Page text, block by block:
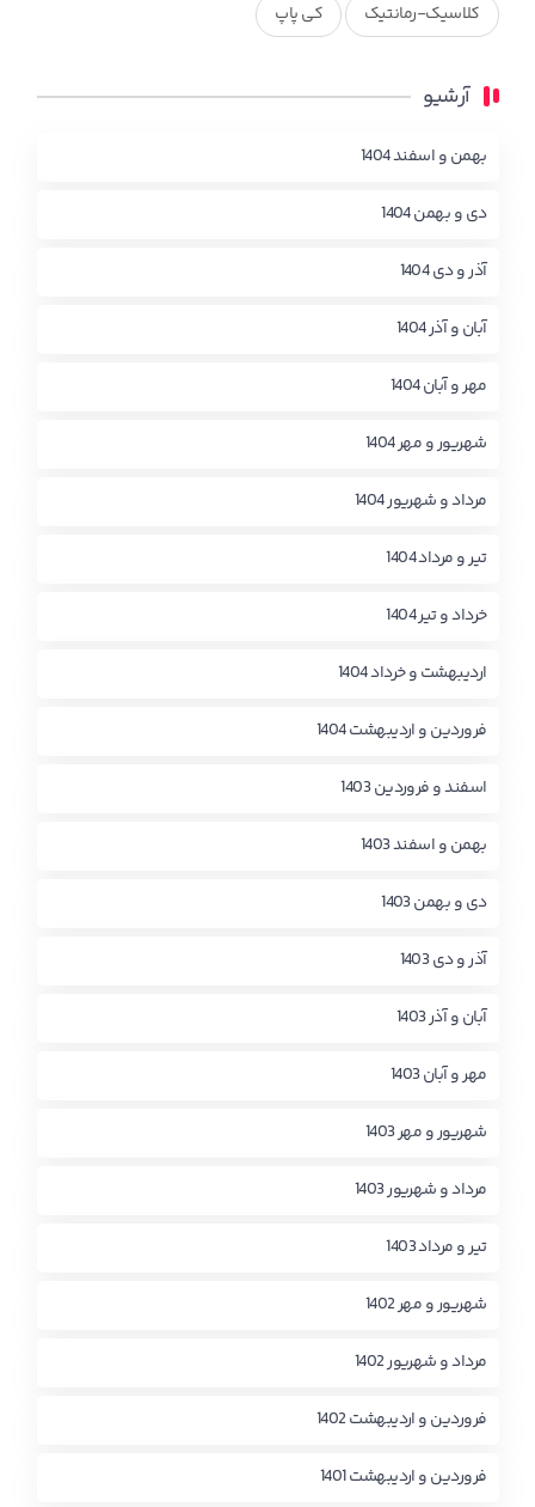
کلاسیک-رمانتیک کی پاپ
آرشیو
بهمن و اسفند 1404
دی و بهمن 1404
آذر و دی 1404
آبان و آذر 1404
مهر و آبان 1404
شهریور و مهر 1404
مرداد و شهریور 1404
تیر و مرداد 1404
خرداد و تیر 1404
اردیبهشت و خرداد 1404
فروردین و اردیبهشت 1404
اسفند و فروردین 1403
بهمن و اسفند 1403
دی و بهمن 1403
آذر و دی 1403
آبان و آذر 1403
مهر و آبان 1403
شهریور و مهر 1403
مرداد و شهریور 1403
تیر و مرداد 1403
شهریور و مهر 1402
مرداد و شهریور 1402
فروردین و اردیبهشت 1402
فروردین و اردیبهشت 1401